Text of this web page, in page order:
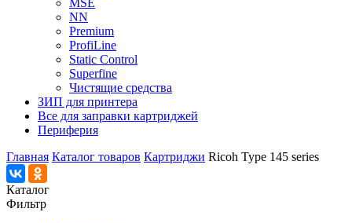
MSE
NN
Premium
ProfiLine
Static Control
Superfine
Чистящие средства
ЗИП для принтера
Все для заправки картриджей
Периферия
Главная Каталог товаров Картриджи Ricoh Type 145 series
Каталог
Фильтр